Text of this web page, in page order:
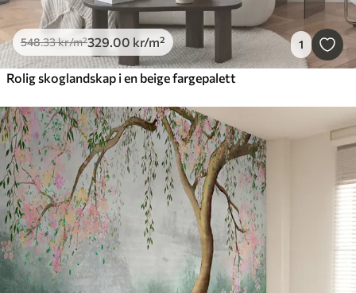
548.33kr/m²329.00 kr/m² 1
Rolig skoglandskap i en beige fargepalett